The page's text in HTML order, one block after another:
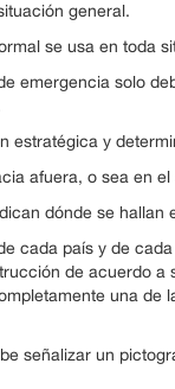
general.
se usa en toda
emergencia solo
estratégica y
afuera, o sea en
dónde se hallan
cada país y de
de acuerdo a
una
señalizar un